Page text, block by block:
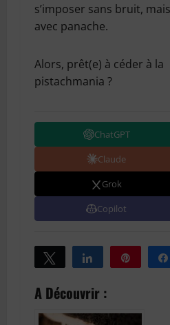
s’imposer sans bruit, mais
avec panache.
Alors, prêt(e) à céder à la
pistachmania ?
ChatGPT
Claude
Grok
Copilot
Tweetez Partagez Épingle
A Découvrir :